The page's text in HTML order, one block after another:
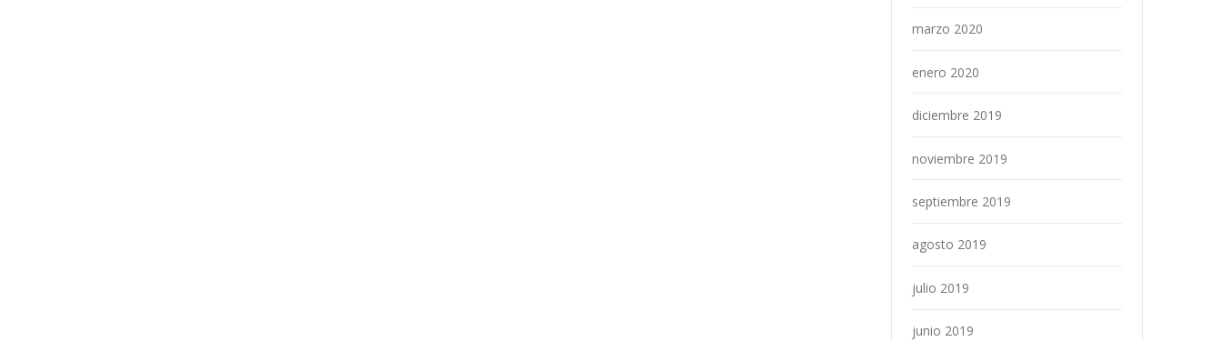
marzo 2020
enero 2020
diciembre 2019
noviembre 2019
septiembre 2019
agosto 2019
julio 2019
junio 2019